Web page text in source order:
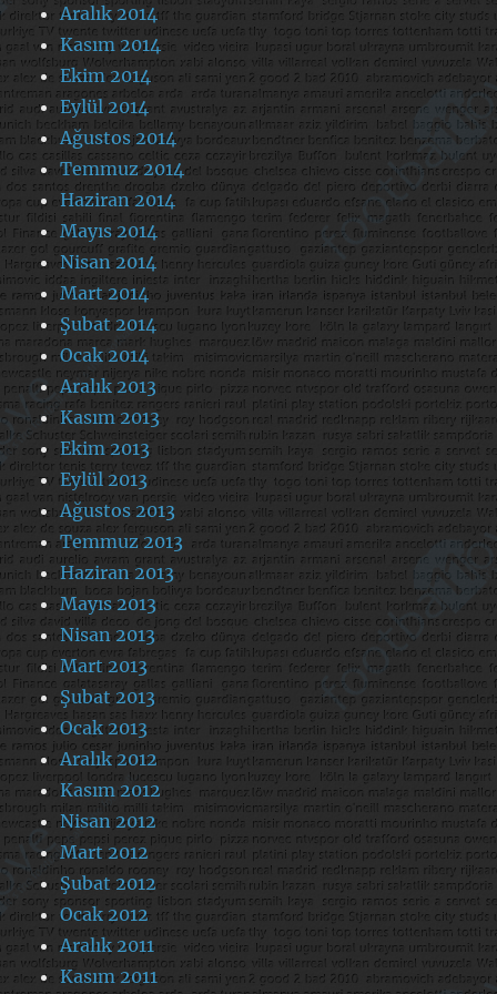
Aralık 2014
Kasım 2014
Ekim 2014
Eylül 2014
Ağustos 2014
Temmuz 2014
Haziran 2014
Mayıs 2014
Nisan 2014
Mart 2014
Şubat 2014
Ocak 2014
Aralık 2013
Kasım 2013
Ekim 2013
Eylül 2013
Ağustos 2013
Temmuz 2013
Haziran 2013
Mayıs 2013
Nisan 2013
Mart 2013
Şubat 2013
Ocak 2013
Aralık 2012
Kasım 2012
Nisan 2012
Mart 2012
Şubat 2012
Ocak 2012
Aralık 2011
Kasım 2011